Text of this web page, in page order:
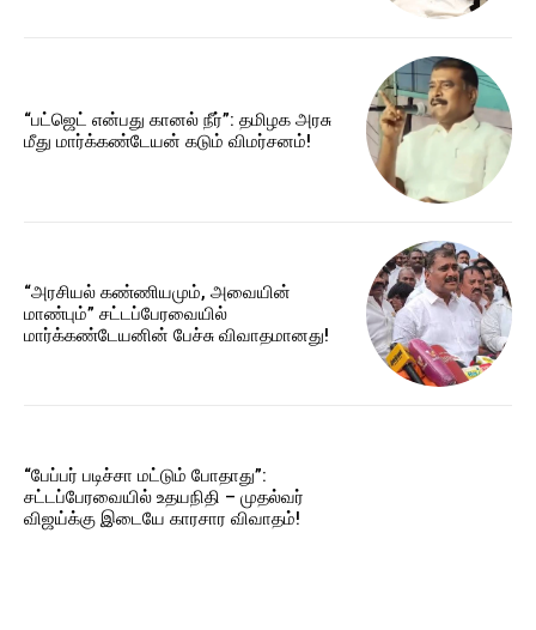
“பட்ஜெட் என்பது கானல் நீர்”: தமிழக அரசு
மீது மார்க்கண்டேயன் கடும் விமர்சனம்!
“அரசியல் கண்ணியமும், அவையின்
மாண்பும்” சட்டப்பேரவையில்
மார்க்கண்டேயனின் பேச்சு விவாதமானது!
“பேப்பர் படிச்சா மட்டும் போதாது”:
சட்டப்பேரவையில் உதயநிதி – முதல்வர்
விஜய்க்கு இடையே காரசார விவாதம்!